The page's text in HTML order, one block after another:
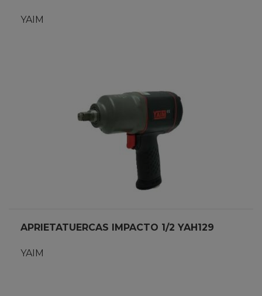
YAIM
APRIETATUERCAS IMPACTO 1/2 YAH129
YAIM